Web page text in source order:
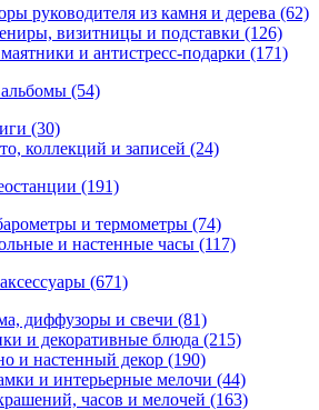
руководителя из камня и дерева (62)
визитницы и подставки (126)
и антистресс-подарки (171)
(54)
(30)
коллекций и записей (24)
(191)
и термометры (74)
и настенные часы (117)
(671)
диффузоры и свечи (81)
и декоративные блюда (215)
и настенный декор (190)
и интерьерные мелочи (44)
часов и мелочей (163)